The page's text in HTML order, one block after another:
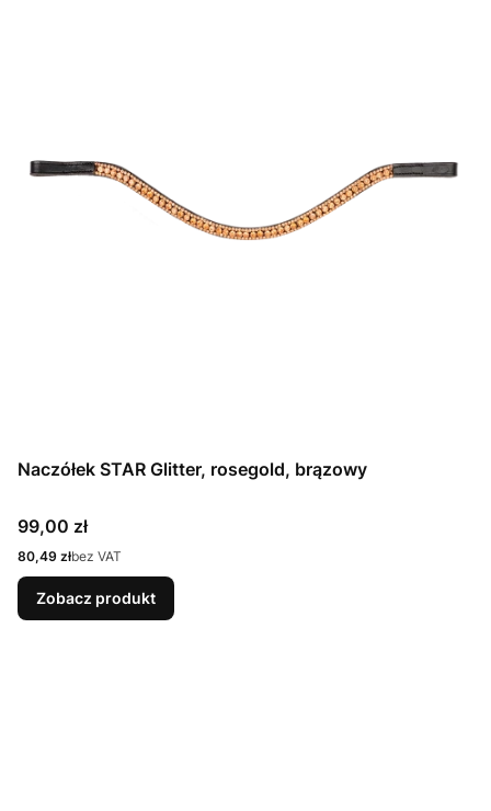
Naczółek STAR Glitter, rosegold, brązowy
Cena
99,00 zł
Cena
80,49 złbez VAT
Zobacz produkt